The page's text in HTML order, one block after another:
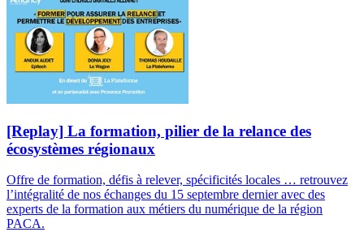
[Replay] La formation, pilier de la relance des
écosystèmes régionaux
Offre de formation, défis à relever, spécificités locales … retrouvez
l’intégralité de nos échanges du 15 septembre dernier avec des
experts de la formation aux métiers du numérique de la région
PACA.